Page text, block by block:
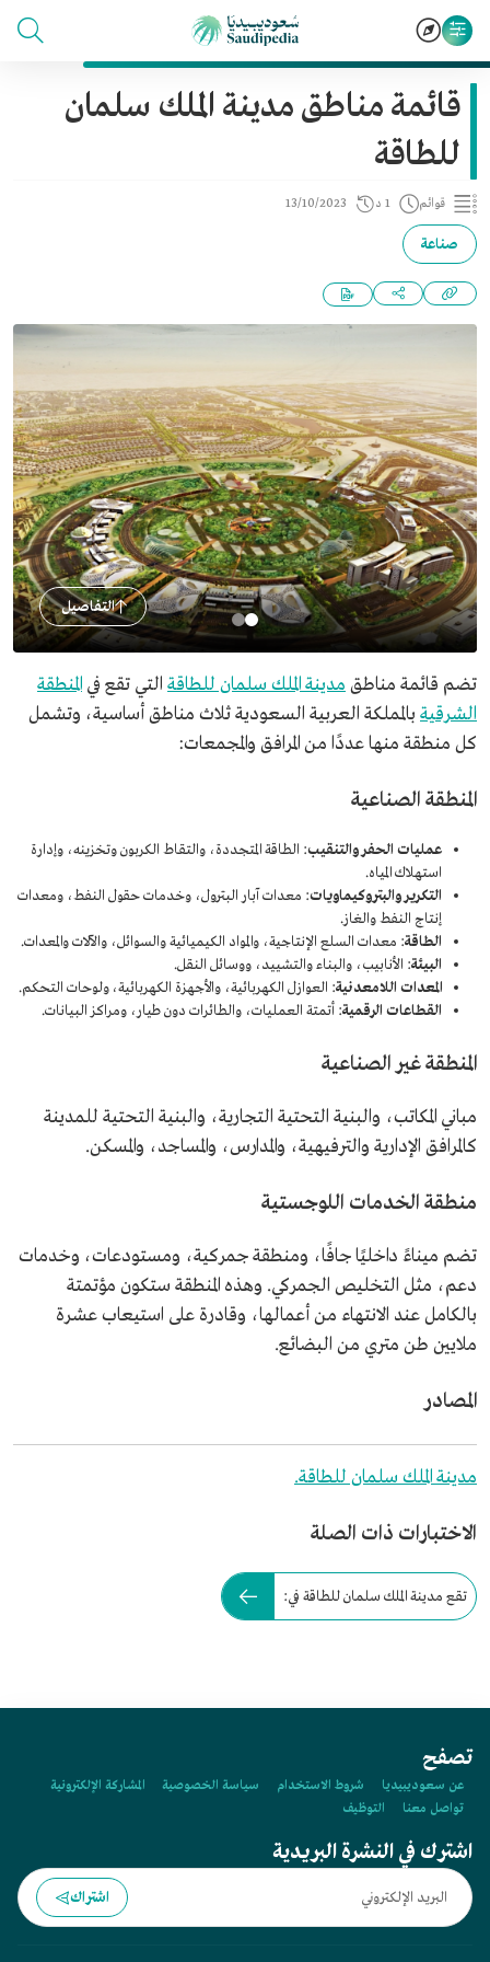
قائمة مناطق مدينة الملك سلمان
للطاقة
قوائم 1 د 13/10/2023
صناعة
التفاصيل
تضم قائمة مناطق مدينة الملك سلمان للطاقة التي تقع في المنطقة
الشرقية بالمملكة العربية السعودية ثلاث مناطق أساسية، وتشمل
كل منطقة منها عددًا من المرافق والمجمعات:
المنطقة الصناعية
عمليات الحفر والتنقيب: الطاقة المتجددة، والتقاط الكربون وتخزينه، وإدارة
استهلاك المياه.
التكرير والبتروكيماويات: معدات آبار البترول، وخدمات حقول النفط، ومعدات
إنتاج النفط والغاز.
الطاقة: معدات السلع الإنتاجية، والمواد الكيميائية والسوائل، والآلات والمعدات.
البيئة: الأنابيب، والبناء والتشييد، ووسائل النقل.
المعدات اللامعدنية: العوازل الكهربائية، والأجهزة الكهربائية، ولوحات التحكم.
القطاعات الرقمية: أتمتة العمليات، والطائرات دون طيار، ومراكز البيانات.
المنطقة غير الصناعية
مباني المكاتب، والبنية التحتية التجارية، والبنية التحتية للمدينة
كالمرافق الإدارية والترفيهية، والمدارس، والمساجد، والمسكن.
منطقة الخدمات اللوجستية
تضم ميناءً داخليًا جافًا، ومنطقة جمركية، ومستودعات، وخدمات
دعم، مثل التخليص الجمركي. وهذه المنطقة ستكون مؤتمتة
بالكامل عند الانتهاء من أعمالها، وقادرة على استيعاب عشرة
ملايين طن متري من البضائع.
المصادر
مدينة الملك سلمان للطاقة.
الاختبارات ذات الصلة
تقع مدينة الملك سلمان للطاقة في:
تصفح
عن سعوديبيديا شروط الاستخدام سياسة الخصوصية
المشاركة الإلكترونية
تواصل معنا
التوظيف
اشترك في النشرة البريدية
اشتراك